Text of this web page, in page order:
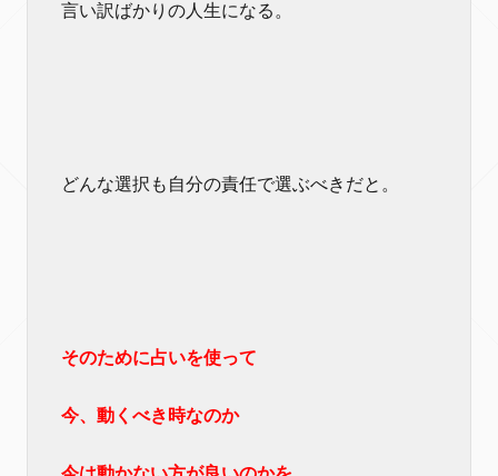
言い訳ばかりの人生になる。
どんな選択も自分の責任で選ぶべきだと。
そのために占いを使って
今、動くべき時なのか